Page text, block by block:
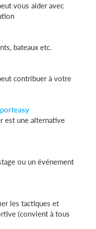
vous aider avec
bateaux etc.
contribuer à votre
est une alternative
ou un événement
les tactiques et
(convient à tous